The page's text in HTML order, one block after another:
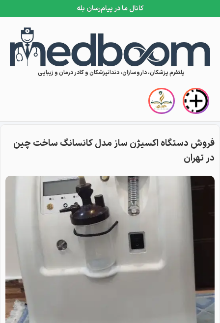
کانال ما در پیام‌رسان بله
Skip to content
پلتفرم پزشکان، داروسازان، دندانپزشکان و کادر درمان و زیبایی
فروش دستگاه اکسیژن ساز مدل کانسانگ ساخت چین
در تهران